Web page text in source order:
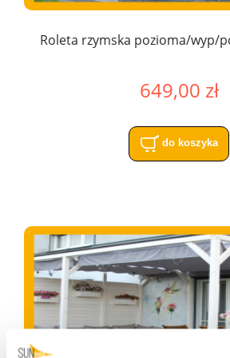
Roleta rzymska pozioma/wyp/
649,00 zł
do koszyka